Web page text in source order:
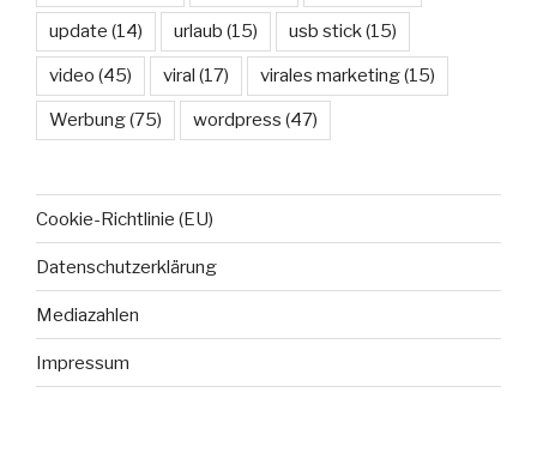
update (14) urlaub (15) usb stick(15)
video (45) viral (17) virales marketing(15)
Werbung(75) wordpress (47)
Cookie-Richtlinie (EU)
Datenschutzerklärung
Mediazahlen
Impressum